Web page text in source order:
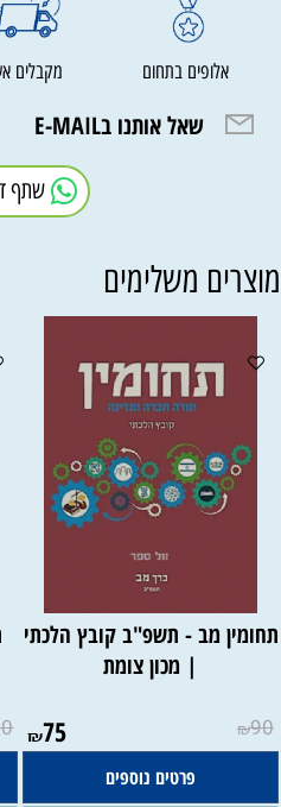
אלופים בתחום מקבלים
שאל אותנו בE-MAIL
שתף
משלימים
מב - תשפ"ב קובץ הלכתי
| מכון צומת
₪90
₪75
פרטים נוספים